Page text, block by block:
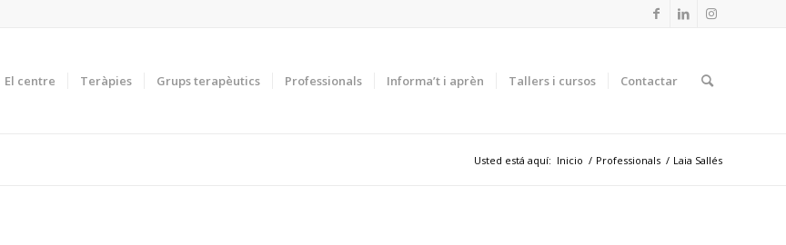
El centre Teràpies Grups terapèutics Professionals Informa’t i aprèn Tallers i cursos Contactar
Usted está aquí: Inicio / Professionals / Laia Sallés